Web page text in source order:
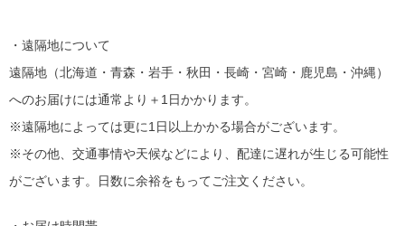
・遠隔地について
遠隔地（北海道・青森・岩手・秋田・長崎・宮崎・鹿児島・沖縄）
へのお届けには通常より＋1日かかります。
※遠隔地によっては更に1日以上かかる場合がございます。
※その他、交通事情や天候などにより、配達に遅れが生じる可能性
がございます。日数に余裕をもってご注文ください。